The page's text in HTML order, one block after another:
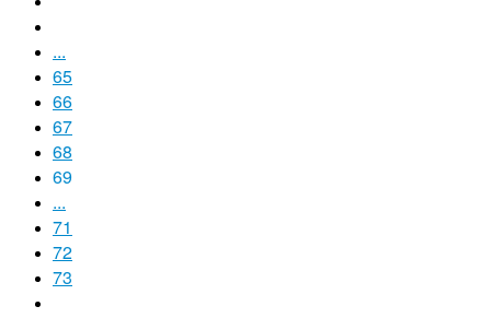
...
65
66
67
68
69
...
71
72
73